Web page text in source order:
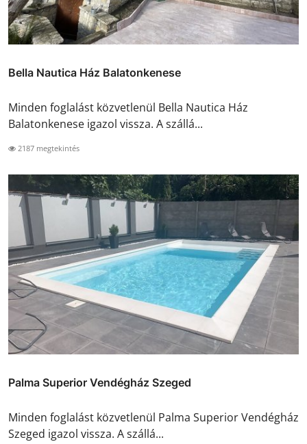
Bella Nautica Ház Balatonkenese
Minden foglalást közvetlenül Bella Nautica Ház
Balatonkenese igazol vissza. A szállá...
2187 megtekintés
Palma Superior Vendégház Szeged
Minden foglalást közvetlenül Palma Superior Vendégház
Szeged igazol vissza. A szállá...